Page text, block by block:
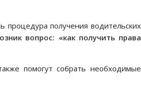
процедура получения водительских
вопрос: «как получить права
помогут собрать необходимые